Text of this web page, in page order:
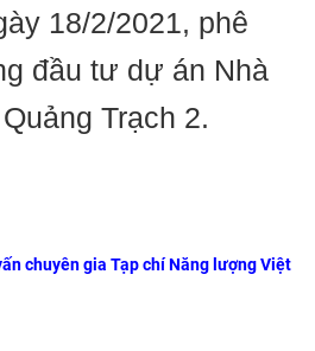
18/2/2021, phê
đầu tư dự án Nhà
Trạch 2.
chuyên gia Tạp chí Năng lượng Việt